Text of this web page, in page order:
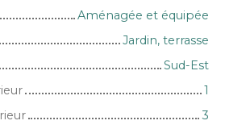
Aménagée et équipée
Jardin, terrasse
Sud-Est
1
3